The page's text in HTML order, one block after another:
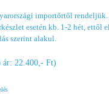
importőrtől rendeljük.
esetén kb. 1-2 hét, ettől
szerint alakul.
ár: 22.400,- Ft)